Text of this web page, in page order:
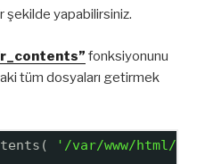
şekilde yapabilirsiniz.
fonksiyonunu
tüm dosyaları getirmek
'/var/www/html/